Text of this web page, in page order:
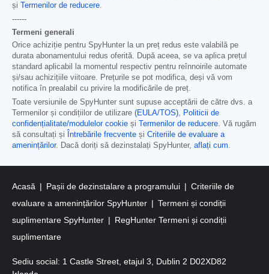
și
Termenilor de reducere.
------
Termeni generali
Orice achiziție pentru SpyHunter la un preț redus este valabilă pe
durata abonamentului redus oferită. După aceea, se va aplica prețul
standard aplicabil la momentul respectiv pentru reînnoirile automate
și/sau achizițiile viitoare. Prețurile se pot modifica, deși vă vom
notifica în prealabil cu privire la modificările de preț.
Toate versiunile de SpyHunter sunt supuse acceptării de către dvs. a
Termenilor și condițiilor de utilizare (EULA/TOS), Politicii de
confidențialitate/modulelor cookie și Termenilor de reducere. Vă rugăm
să consultați și
Întrebările frecvente și Criteriile de evaluare a
amenințărilor. Dacă doriți să dezinstalați SpyHunter, aflați cum.
Acasă Pașii de dezinstalare a programului
Criteriile de
evaluare a amenințărilor SpyHunter
Termeni și condiții
suplimentare SpyHunter
RegHunter Termeni și condiții
suplimentare
Sediu social: 1 Castle Street, etajul 3, Dublin 2 D02XD82